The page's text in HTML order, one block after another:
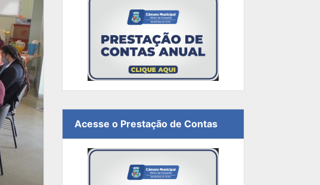
Acesse o Prestação de Contas